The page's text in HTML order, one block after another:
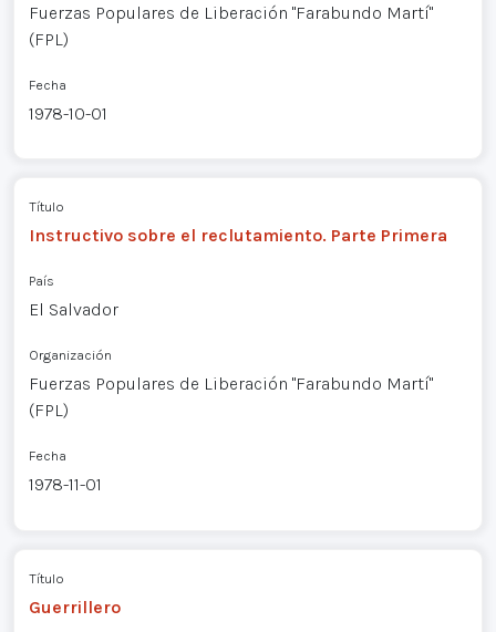
Fuerzas Populares de Liberación "Farabundo Martí"
(FPL)
Fecha
1978-10-01
Título
Instructivo sobre el reclutamiento. Parte Primera
País
El Salvador
Organización
Fuerzas Populares de Liberación "Farabundo Martí"
(FPL)
Fecha
1978-11-01
Título
Guerrillero